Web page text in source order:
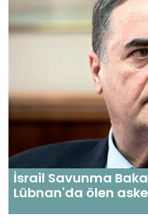
İsrail Savunma
Lübnan'da ölen